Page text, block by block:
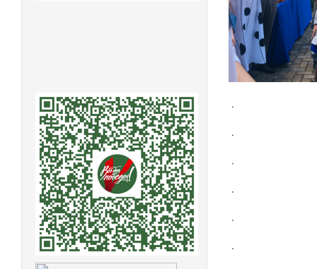
.
.
.
.
.
.